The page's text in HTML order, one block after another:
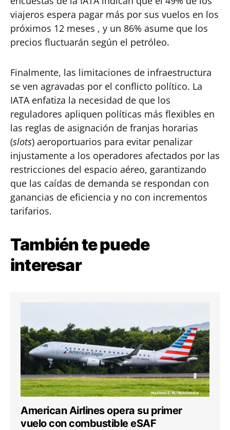
viajeros espera pagar más por sus vuelos en los
próximos 12 meses , y un 86% asume que los
precios fluctuarán según el petróleo.
Finalmente, las limitaciones de infraestructura
se ven agravadas por el conflicto político. La
IATA enfatiza la necesidad de que los
reguladores apliquen políticas más flexibles en
las reglas de asignación de franjas horarias
(slots) aeroportuarios para evitar penalizar
injustamente a los operadores afectados por las
restricciones del espacio aéreo, garantizando
que las caídas de demanda se respondan con
ganancias de eficiencia y no con incrementos
tarifarios.
También te puede
interesar
American Airlines opera su primer
vuelo con combustible eSAF